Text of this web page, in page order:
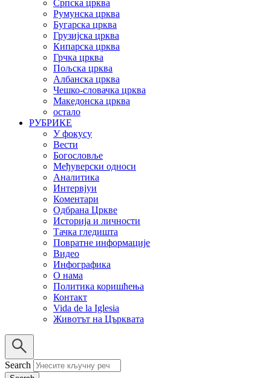
Српска црква
Румунска црква
Бугарска црква
Грузијска црква
Кипарска црква
Грчка црква
Пољска црква
Албанска црква
Чешко-словачка црква
Македонска црква
остало
РУБРИКЕ
У фокусу
Вести
Богословље
Међуверски односи
Аналитика
Интервјуи
Коментари
Одбрана Цркве
Историја и личности
Тачка гледишта
Повратне информације
Видео
Инфографика
О нама
Политика коришћења
Контакт
Vida de la Iglesia
Животът на Църквата
Search